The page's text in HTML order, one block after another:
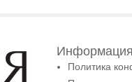
Политика